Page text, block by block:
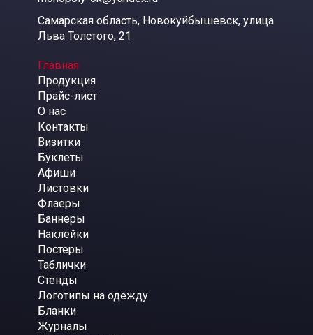
Самарская область, Новокуйбышевск, улица
Льва Толстого, 21
Главная
Продукция
Прайс-лист
О нас
Контакты
Визитки
Буклеты
Афиши
Листовки
Флаеры
Баннеры
Наклейки
Постеры
Таблички
Стенды
Логотипы на одежду
Бланки
Журналы